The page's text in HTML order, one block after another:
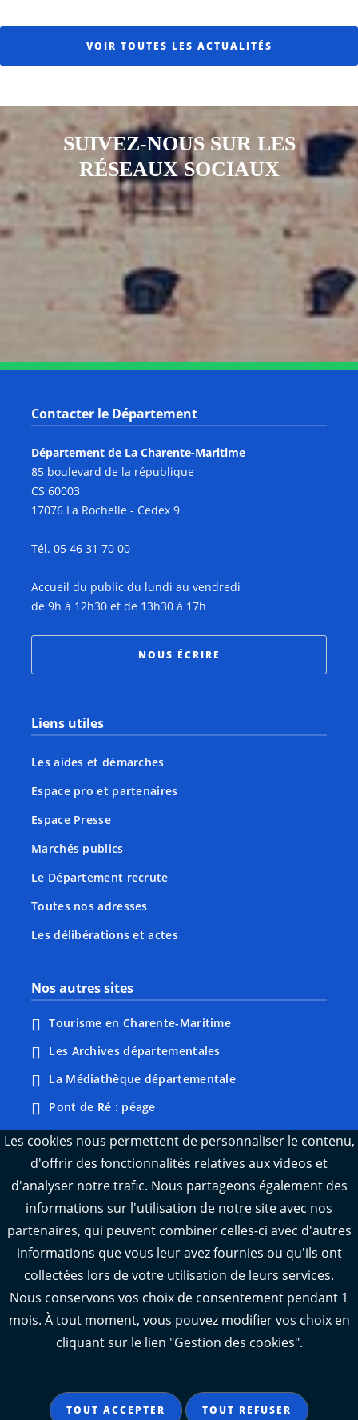
VOIR TOUTES LES ACTUALITÉS
SUIVEZ-NOUS SUR LES
RÉSEAUX SOCIAUX
Notre page Instagram
Notre page Facebook
Notre page XNotre page Tiktok
Notre page
Notre page Youtube
Contacter le Département
Département de La Charente-Maritime
85 boulevard de la république
CS 60003
17076 La Rochelle - Cedex 9
Tél. 05 46 31 70 00
Accueil du public du lundi au vendredi
de 9h à 12h30 et de 13h30 à 17h
NOUS ÉCRIRE
Liens utiles
Les aides et démarches
Espace pro et partenaires
Espace Presse
Marchés publics
Le Département recrute
Toutes nos adresses
Les délibérations et actes
Nos autres sites
Tourisme en Charente-Maritime
Les Archives départementales
La Médiathèque départementale
Pont de Ré : péage
Webcams : Ré info trafic
Webcams : Oléron info trafic
Manger 17
L'Observatoire des territoires de Charente-
Maritime
Accessibilité : partiellement conforme
Les cookies nous permettent de personnaliser le contenu,
d'offrir des fonctionnalités relatives aux videos et
d'analyser notre trafic. Nous partageons également des
informations sur l'utilisation de notre site avec nos
partenaires, qui peuvent combiner celles-ci avec d'autres
informations que vous leur avez fournies ou qu'ils ont
collectées lors de votre utilisation de leurs services.
Nous conservons vos choix de consentement pendant 1
mois. À tout moment, vous pouvez modifier vos choix en
cliquant sur le lien "Gestion des cookies".
TOUT ACCEPTER TOUT REFUSER